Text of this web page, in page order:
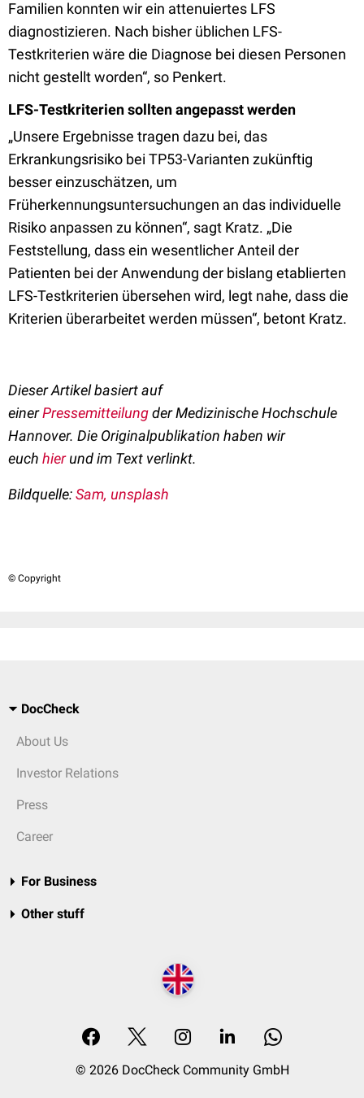
Familien konnten wir ein attenuiertes LFS
diagnostizieren. Nach bisher üblichen LFS-
Testkriterien wäre die Diagnose bei diesen Personen
nicht gestellt worden“, so Penkert.
LFS-Testkriterien sollten angepasst werden
„Unsere Ergebnisse tragen dazu bei, das
Erkrankungsrisiko bei TP53-Varianten zukünftig
besser einzuschätzen, um
Früherkennungsuntersuchungen an das individuelle
Risiko anpassen zu können“, sagt Kratz. „Die
Feststellung, dass ein wesentlicher Anteil der
Patienten bei der Anwendung der bislang etablierten
LFS-Testkriterien übersehen wird, legt nahe, dass die
Kriterien überarbeitet werden müssen“, betont Kratz.
Dieser Artikel basiert auf
einerPressemitteilungderMedizinische Hochschule
Hannover. Die Originalpublikation haben wir
euch hierund im Text verlinkt.
Bildquelle:Sam, unsplash
© Copyright
DocCheck
About Us
Investor Relations
Press
Career
For Business
Other stuff
© 2026 DocCheck Community GmbH